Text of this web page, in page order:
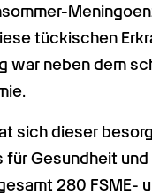
tückischen
war neben dem
sich dieser
Gesundheit
280 FSME-